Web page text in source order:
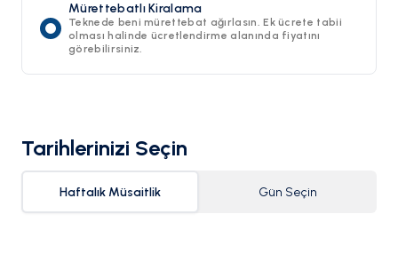
Mürettebatlı Kiralama
Teknede beni mürettebat ağırlasın. Ek ücrete tabii
olması halinde ücretlendirme alanında fiyatını
görebilirsiniz.
Tarihlerinizi Seçin
Haftalık Müsaitlik Gün Seçin